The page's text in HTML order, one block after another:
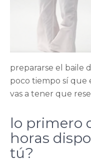
prepararse el baile
poco tiempo sí que
vas a tener que
lo primero
horas
tú?